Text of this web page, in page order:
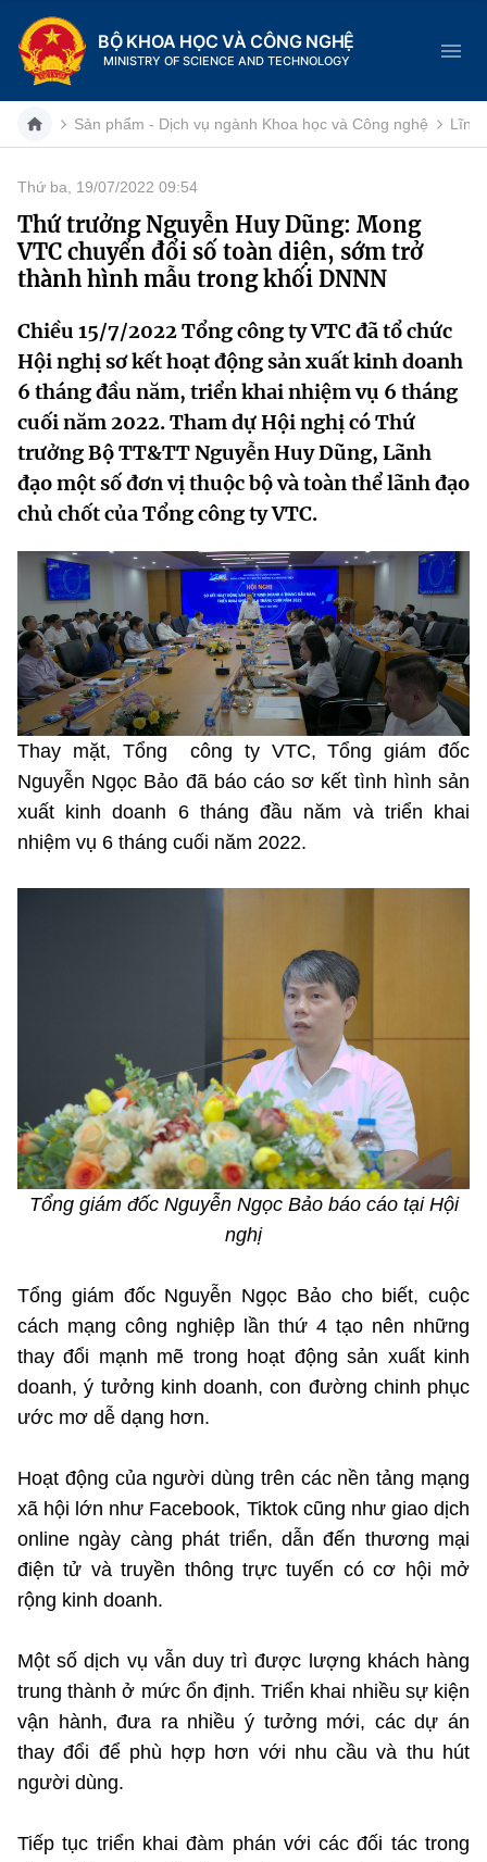
BỘ KHOA HỌC VÀ CÔNG NGHỆ
MINISTRY OF SCIENCE AND TECHNOLOGY
Danh mục
Trang chủ
Chức năng nhiệm vụ
Cơ cấu tổ chức
Lịch sử phát triển
Sở Khoa học và Công nghệ
Tin tức sự kiện
Khoa học và Công nghệ
Đổi mới sáng tạo
Chuyển đổi số
Bưu chính, Viễn thông
Sở hữu trí tuệ
Tiêu chuẩn, đo lường, chất lượng
Năng lượng nguyên tử
Tin tổng hợp
Tin địa phương
Dịch vụ công
Hệ thống văn bản
Văn bản QPPL
Văn bản chỉ đạo điều hành
Lấy ý kiến người dân về dự thảo VBQPPL
MST IOFFICE
THỐNG KÊ
Khoa học và Công nghệ
Đổi mới sáng tạo
Chuyển đổi số
Bưu chính, Viễn thông
Multimedia
THƯ ĐIỆN TỬ
Khác
Videos
Infographic
Ảnh
Voice
English
BỘ KHOA HỌC VÀ CÔNG NGHỆ
MINISTRY OF SCIENCE AND TECHNOLOGY
Điều khoản sử dụng Theo dõi MST: Góp ý
Chịu trách nhiệm nội dung: Nguyễn Thị Hải Hằng
Giám đốc Trung tâm Truyền thông Khoa học và Công nghệ.
Liên hệ
Địa chỉ: Ban Biên tập Cổng TTĐT - 18 Nguyễn Du, TP. Hà Nội
Điện thoại: 024 3936 9506
Email:stc@mst.gov.vn
(Ghi rõ nguồn "https://mst.gov.vn" khi phát hành lại thông tin từ
website này)
Sản phẩm - Dịch vụ ngành Khoa học và Công nghệ Lĩnh
Thứ ba, 19/07/2022 09:54
Thứ trưởng Nguyễn Huy Dũng: Mong
VTC chuyển đổi số toàn diện, sớm trở
thành hình mẫu trong khối DNNN
Chiều 15/7/2022 Tổng công ty VTC đã tổ chức
Hội nghị sơ kết hoạt động sản xuất kinh doanh
6 tháng đầu năm, triển khai nhiệm vụ 6 tháng
cuối năm 2022. Tham dự Hội nghị có Thứ
trưởng Bộ TT&TT Nguyễn Huy Dũng, Lãnh
đạo một số đơn vị thuộc bộ và toàn thể lãnh đạo
chủ chốt của Tổng công ty VTC.
Thay mặt, Tổng công ty VTC, Tổng giám đốc
Nguyễn Ngọc Bảo đã báo cáo sơ kết tình hình sản
xuất kinh doanh 6 tháng đầu năm và triển khai
nhiệm vụ 6 tháng cuối năm 2022.
Tổng giám đốc Nguyễn Ngọc Bảo báo cáo tại Hội
nghị
Tổng giám đốc Nguyễn Ngọc Bảo cho biết, cuộc
cách mạng công nghiệp lần thứ 4 tạo nên những
thay đổi mạnh mẽ trong hoạt động sản xuất kinh
doanh, ý tưởng kinh doanh, con đường chinh phục
ước mơ dễ dạng hơn.
Hoạt động của người dùng trên các nền tảng mạng
xã hội lớn như Facebook, Tiktok cũng như giao dịch
online ngày càng phát triển, dẫn đến thương mại
điện tử và truyền thông trực tuyến có cơ hội mở
rộng kinh doanh.
Một số dịch vụ vẫn duy trì được lượng khách hàng
trung thành ở mức ổn định. Triển khai nhiều sự kiện
vận hành, đưa ra nhiều ý tưởng mới, các dự án
thay đổi để phù hợp hơn với nhu cầu và thu hút
người dùng.
Tiếp tục triển khai đàm phán với các đối tác trong